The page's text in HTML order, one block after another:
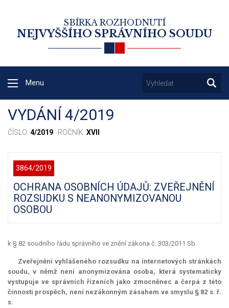
SBÍRKA ROZHODNUTÍ
NEJVYŠŠÍHO SPRÁVNÍHO SOUDU
Menu
VYDÁNÍ 4/2019
ČÍSLO: 4/2019 · ROČNÍK: XVII
3864/2019
OCHRANA OSOBNÍCH ÚDAJŮ: ZVEŘEJNĚNÍ
ROZSUDKU S NEANONYMIZOVANOU
OSOBOU
k § 82 soudního řádu správního ve znění zákona č. 303/2011 Sb.
Zveřejnění vyhlášeného rozsudku na internetových stránkách
soudu, v němž není anonymizována osoba, která systematicky
vystupuje ve správních řízeních jako zmocněnec a čerpá z této
činnosti prospěch, není nezákonným zásahem ve smyslu § 82 s. ř.
s.